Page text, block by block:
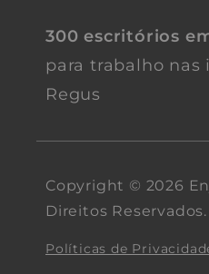
300 escritórios
para trabalho nas
Regus
Copyright © 2026
Direitos Reservados.
Políticas de